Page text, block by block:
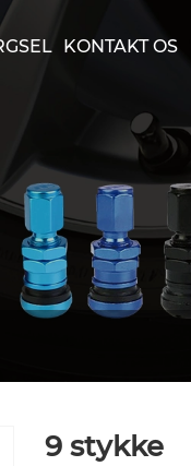
KONTAKT OS
9 stykke